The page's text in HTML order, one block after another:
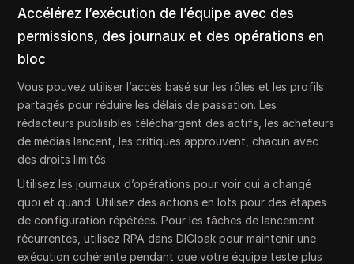
Accélérez l’exécution de l’équipe avec des
permissions, des journaux et des opérations en
bloc
Vous pouvez utiliser l’accès basé sur les rôles et les profils
partagés pour réduire les délais de passation. Les
rédacteurs publisibles téléchargent des actifs, les acheteurs
de médias lancent, les critiques approuvent, chacun avec
des droits limités.
Utilisez les journaux d’opérations pour voir qui a changé
quoi et quand. Utilisez des actions en lots pour des étapes
de configuration répétées. Pour les tâches de lancement
récurrentes, utilisez RPA dans DICloak pour maintenir une
exécution cohérente pendant que votre équipe teste plus